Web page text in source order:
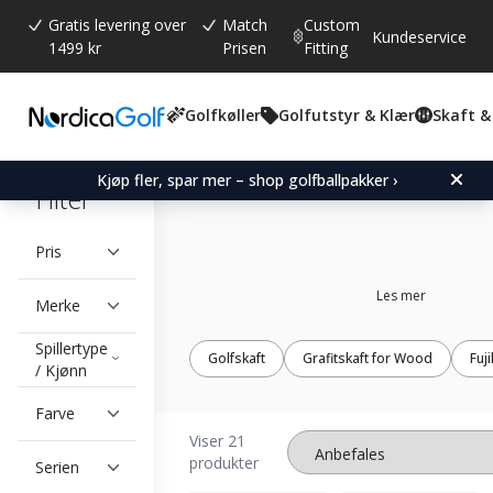
Gratis levering over
1499 kr
Match
Prisen
Custom
Fitting
Kundeservice
Golfkøller Golfutstyr & Klær Skaft &
Kjøp fler, spar mer – shop golfballpakker ›
Filter
Pris
Merke
Spillertype
/ Kjønn
Farve
Serien
Les mer
Golfskaft Grafitskaft for Wood
Viser 21
produkter